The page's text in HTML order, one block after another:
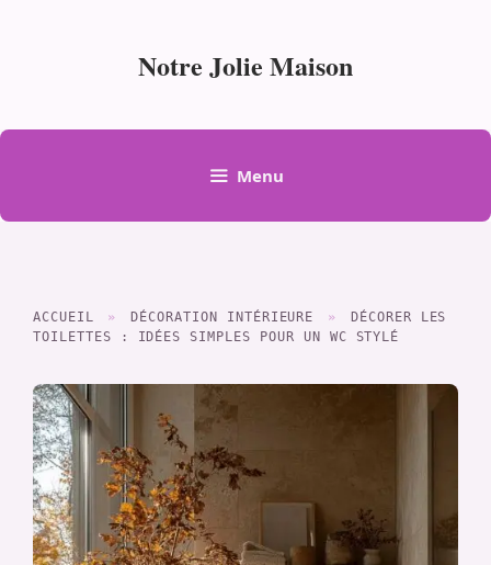
Notre Jolie Maison
Menu
ACCUEIL » DÉCORATION INTÉRIEURE »
DÉCORER LES
TOILETTES : IDÉES SIMPLES POUR UN WC STYLÉ